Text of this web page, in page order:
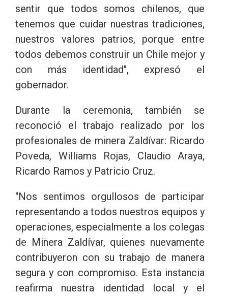
sentir que todos somos chilenos, que
tenemos que cuidar nuestras tradiciones,
nuestros valores patrios, porque entre
todos debemos construir un Chile mejor y
con más identidad", expresó el
gobernador.
Durante la ceremonia, también se
reconoció el trabajo realizado por los
profesionales de minera Zaldívar: Ricardo
Poveda, Williams Rojas, Claudio Araya,
Ricardo Ramos y Patricio Cruz.
"Nos sentimos orgullosos de participar
representando a todos nuestros equipos y
operaciones, especialmente a los colegas
de Minera Zaldívar, quienes nuevamente
contribuyeron con su trabajo de manera
segura y con compromiso. Esta instancia
reafirma nuestra identidad local y el